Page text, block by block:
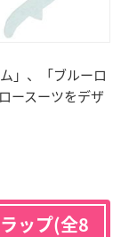
」、「ブルーロ
ースーツをデザ
ップ(全8